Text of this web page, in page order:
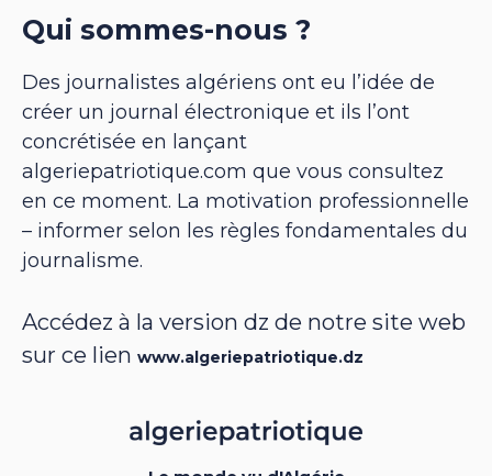
Qui sommes-nous ?
Des journalistes algériens ont eu l’idée de
créer un journal électronique et ils l’ont
concrétisée en lançant
algeriepatriotique.com que vous consultez
en ce moment. La motivation professionnelle
– informer selon les règles fondamentales du
journalisme.
Accédez à la version dz de notre site web
sur ce lien www.algeriepatriotique.dz